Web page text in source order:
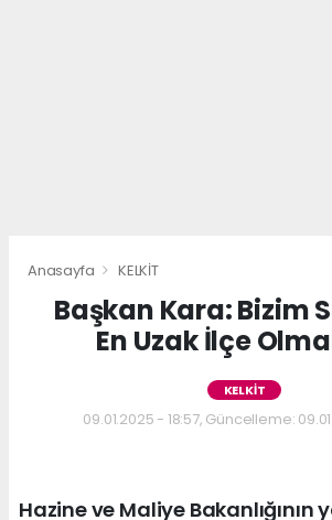
Anasayfa KELKİT
Başkan Kara: Bizim
En Uzak İlçe
KELKİT
09.01.2025 - 18:57, Güncelleme:
Hazine ve Maliye Bakanlığının